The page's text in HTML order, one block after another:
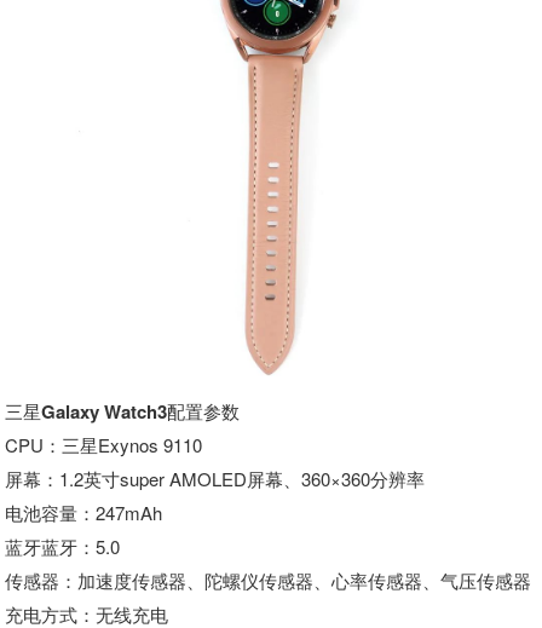
三星Galaxy Watch3配置参数
CPU：三星Exynos 9110
屏幕：1.2英寸super AMOLED屏幕、360×360分辨率
电池容量：247mAh
蓝牙蓝牙：5.0
传感器：加速度传感器、陀螺仪传感器、心率传感器、气压传感器
充电方式：无线充电